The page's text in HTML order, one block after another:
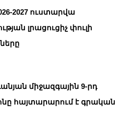
2027 ուստարվա
լրացուցիչ փուլի
միջազգային 9-րդ
հայտարարում է գրական